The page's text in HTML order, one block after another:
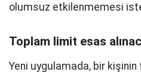
olumsuz etkilenmemesi
Toplam limit esas
Yeni uygulamada, bir